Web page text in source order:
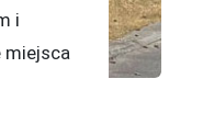
i
miejsca